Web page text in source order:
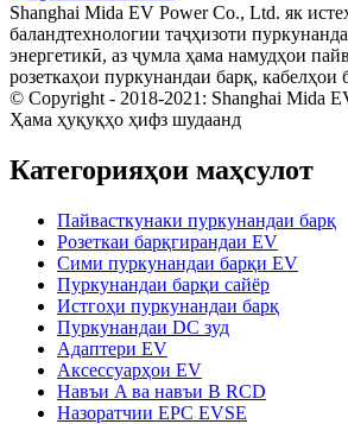
Shanghai Mida EV Power Co., Ltd. як
баландтехнологии таҷҳизоти
энергетикӣ, аз ҷумла ҳама намудҳои
розеткаҳои пуркунандаи барқ,
© Copyright - 2018-2021: Shanghai Mida
Ҳама ҳуқуқҳо ҳифз шудаанд
Категорияҳои маҳсулот
Пайвасткунаки пуркунандаи барқ
Розеткаи барқгирандаи EV
Сими пуркунандаи барқи EV
Пуркунандаи барқи сайёр
Истгоҳи пуркунандаи барқ
Пуркунандаи DC зуд
Адаптери EV
Аксессуарҳои EV
Навъи A ва навъи B RCD
Назоратчии EPC EVSE